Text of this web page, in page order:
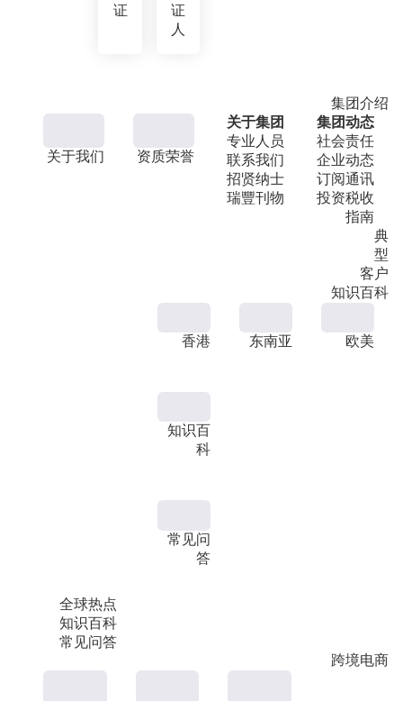
证
证
人
集团介绍
关于我们 资质荣誉
关于集团
专业人员
联系我们
招贤纳士
瑞豐刊物
集团动态
社会责任
企业动态
订阅通讯
投资税收
指南
典
型
客户
知识百科
全球热点
知识百科
常见问答
香港 东南亚 欧美
知识百
科
常见问
答
跨境电商